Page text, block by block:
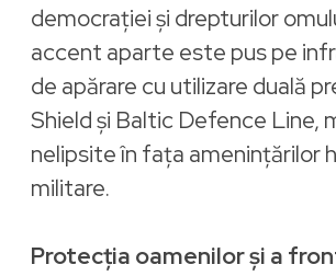
democrației și drepturilor
accent aparte este pus pe
de apărare cu utilizare duală
Shield și Baltic Defence Line,
nelipsite în fața amenințărilor
militare.
Protecția oamenilor și a